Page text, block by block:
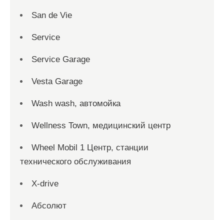
San dе Vie
Service
Service Garage
Vesta Garage
Wash wash, автомойка
Wellness Town, медицинский центр
Wheel Mobil 1 Центр, станции
технического обслуживания
X-drive
Абсолют